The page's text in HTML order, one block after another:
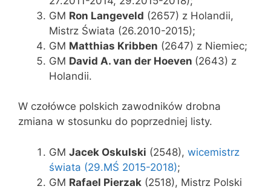
GM Ron Langeveld (2657) z Holandii,
Mistrz Świata (26.2010-2015);
GM Matthias Kribben (2647) z Niemiec;
GM David A. van der Hoeven (2643) z
Holandii.
W czołówce polskich zawodników drobna
zmiana w stosunku do poprzedniej listy.
GM Jacek Oskulski (2548), wicemistrz
świata (29.MŚ 2015-2018);
GM Rafael Pierzak (2518), Mistrz Polski